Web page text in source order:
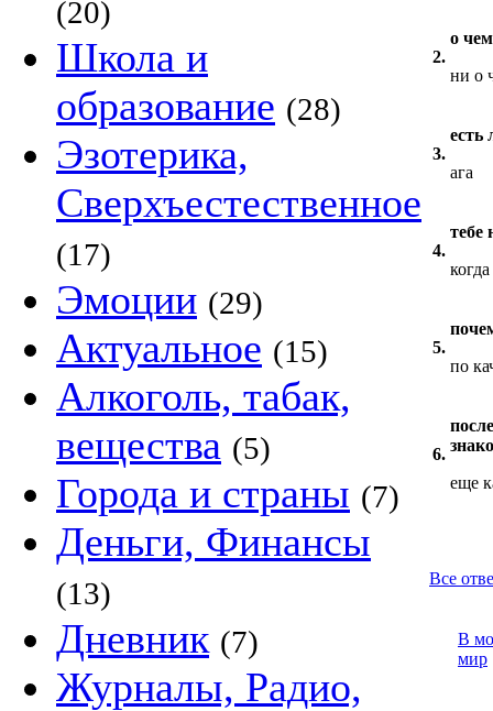
(20)
Школа и
образование (28)
Эзотерика,
Сверхъестественное
(17)
Эмоции (29)
Актуальное (15)
Алкоголь, табак,
вещества (5)
Города и страны (7)
Деньги, Финансы
(13)
Дневник (7)
Журналы, Радио,
2.
о
ни о
3.
есть
ага
4.
тебе
5.
по
6.
еще
Все
В
мир